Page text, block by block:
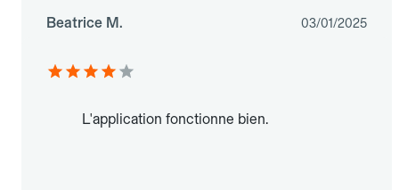
Beatrice M. 03/01/2025
L'application fonctionne bien.